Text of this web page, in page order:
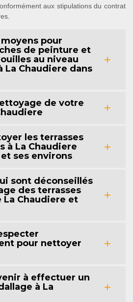
aux stipulations du contrat
pour
de peinture et
au niveau
La Chaudiere dans
de votre
les terrasses
à La Chaudiere
ses environs
sont déconseillés
des terrasses
La Chaudiere et
pour nettoyer
à effectuer un
à La